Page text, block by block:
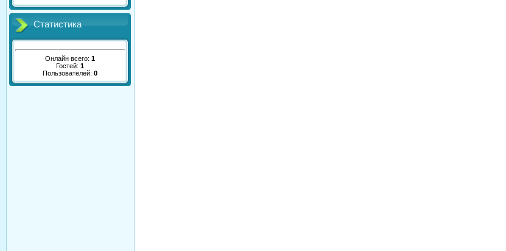
Статистика
Онлайн всего: 1
Гостей: 1
Пользователей: 0